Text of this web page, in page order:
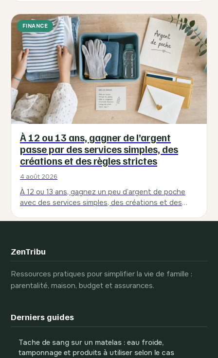
FINANCE
À 12 ou 13 ans, gagner de l’argent
passe par des services simples, des
créations et des règles strictes
4 août 2026
À 12 ou 13 ans, gagnez un peu d’argent de poche
avec des services simples, des créations et des
ZenTribu
Ressources pratiques pour simplifier la vie de famille :
parentalité, maison, budget et assurances.
Derniers guides
Tache de sang sur un matelas : eau froide,
tamponnage et produits à utiliser selon le cas